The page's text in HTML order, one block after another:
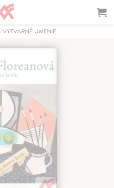
VÝTVARNÉ UMENIE